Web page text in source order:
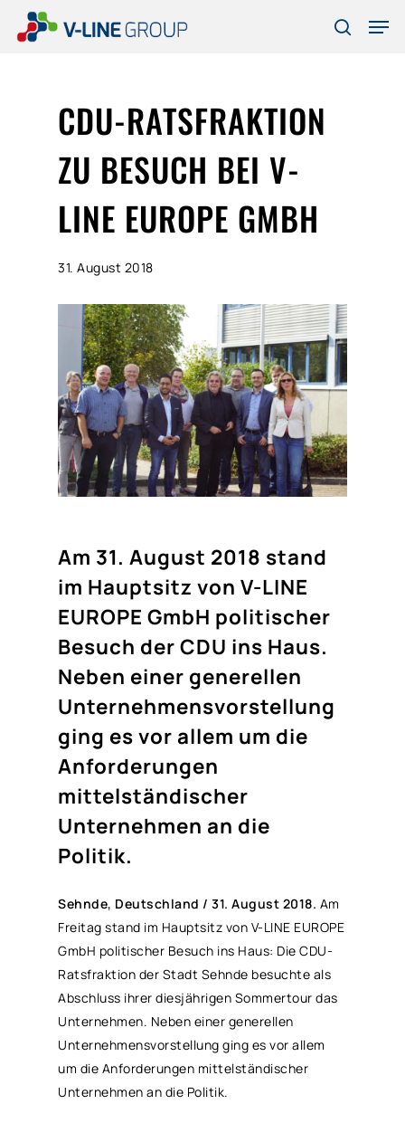
search
CDU-RATSFRAKTION
ZU BESUCH BEI V-
LINE EUROPE GMBH
31. August 2018
Am 31. August 2018 stand
im Hauptsitz von V-LINE
EUROPE GmbH politischer
Besuch der CDU ins Haus.
Neben einer generellen
Unternehmensvorstellung
ging es vor allem um die
Anforderungen
mittelständischer
Unternehmen an die
Politik.
Sehnde, Deutschland / 31. August 2018. Am
Freitag stand im Hauptsitz von V-LINE EUROPE
GmbH politischer Besuch ins Haus: Die CDU-
Ratsfraktion der Stadt Sehnde besuchte als
Abschluss ihrer diesjährigen Sommertour das
Unternehmen. Neben einer generellen
Unternehmensvorstellung ging es vor allem
um die Anforderungen mittelständischer
Unternehmen an die Politik.